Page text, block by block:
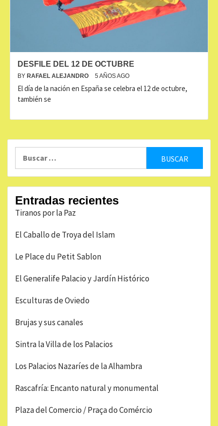
DESFILE DEL 12 DE OCTUBRE
BY RAFAEL ALEJANDRO 5 AÑOS AGO
El día de la nación en España se celebra el 12 de octubre,
también se
Entradas recientes
Tiranos por la Paz
El Caballo de Troya del Islam
Le Place du Petit Sablon
El Generalife Palacio y Jardín Histórico
Esculturas de Oviedo
Brujas y sus canales
Sintra la Villa de los Palacios
Los Palacios Nazaríes de la Alhambra
Rascafría: Encanto natural y monumental
Plaza del Comercio / Praça do Comércio